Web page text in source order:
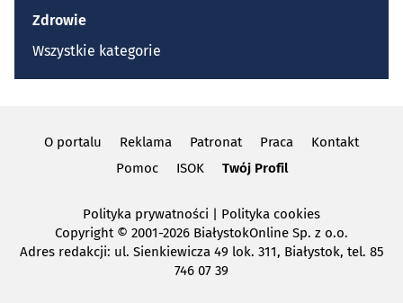
Zdrowie
Wszystkie kategorie
O portalu Reklama Patronat Praca
Kontakt
Pomoc
ISOK Twój Profil
Polityka prywatności
Polityka cookies
Copyright© 2001-2026 BiałystokOnline Sp. z o.o.
Adres redakcji: ul. Sienkiewicza 49 lok. 311, Białystok, tel. 85
746 07 39